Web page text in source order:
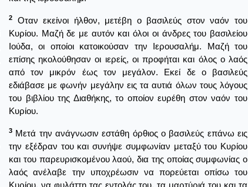
2
Οταν εκείνοι ήλθον, μετέβη ο βασιλεύς στον ναόν του
Κυρίου. Μαζή δε με αυτόν και όλοι οι άνδρες του βασιλείου
Ιούδα, οι οποίοι κατοικούσαν την Ιερουσαλήμ. Μαζή του
επίσης ηκολούθησαν οι ιερείς, οι προφήται και όλος ο λαός
από τον μικρόν έως τον μεγάλον. Εκεί δε ο βασιλεύς
εδιάβασε με φωνήν μεγάλην εις τα αυτιά όλων τους λόγους
του βιβλίου της Διαθήκης, το οποίον ευρέθη στον ναόν του
Κυρίου.
3 Μετά την ανάγνωσιν εστάθη όρθιος ο βασιλεύς επάνω εις
την εξέδραν του και συνήψε συμφωνίαν μεταξύ του Κυρίου
και του παρευρισκομένου λαού, δια της οποίας συμφωνίας ο
λαός ανέλαβε την υποχρέωσιν να πορεύεται οπίσω του
Κυρίου, να φυλάττη τας εντολάς του, τα μαρτύριά του και τα